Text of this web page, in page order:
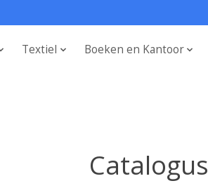
Textiel Boeken en Kantoor
Catalogus